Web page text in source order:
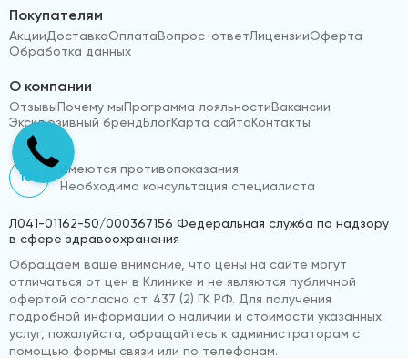
Покупателям
АкцииДоставкаОплатаВопрос-ответЛицензииОферта
Обработка данных
О компании
ОтзывыПочему мыПрограмма лояльностиВакансии
Эксклюзивный брендБлогКарта сайтаКонтакты
18+
Имеются противопоказания.
Необходима консультация специалиста
Л041-01162-50/000367156 Федеральная служба по надзору
в сфере здравоохранения
Обращаем ваше внимание, что цены на сайте могут
отличаться от цен в Клинике и не являются публичной
офертой согласно ст. 437 (2) ГК РФ. Для получения
подробной информации о наличии и стоимости указанных
услуг, пожалуйста, обращайтесь к администраторам с
помощью формы связи или по телефонам.